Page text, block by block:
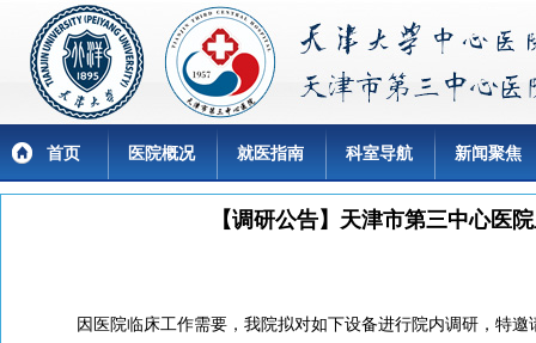
首页 医院概况 就医指南 科室导航 新闻聚焦
【调研公告】天津市第三中心医
因医院临床工作需要，我院拟对如下设备进行院内调研，特邀